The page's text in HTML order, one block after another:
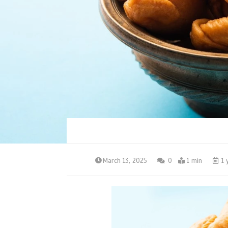
March 13, 2025 0 1 min 1